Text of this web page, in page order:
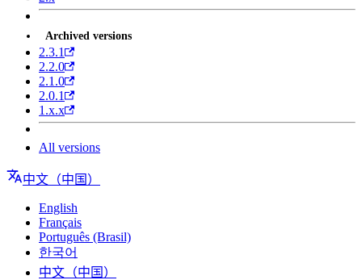
Archived versions
2.3.1
2.2.0
2.1.0
2.0.1
1.x.x
All versions
中文（中国）
English
Français
Português (Brasil)
한국어
中文（中国）